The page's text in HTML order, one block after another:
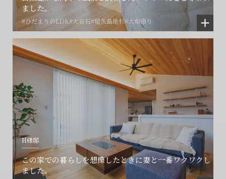
ました。
#ひだまりのLDK#大谷石#屋久島地杉#大和張り
H様邸
この家での暮らしを想像したときに妻と一番ワクワクし
ました。